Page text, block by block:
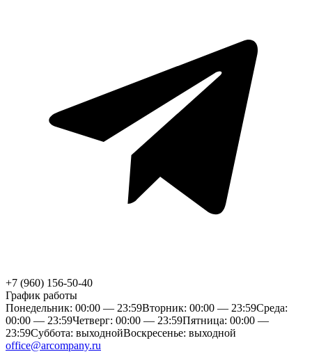
+7 (960) 156-50-40
График работы
Понедельник: 00:00 — 23:59Вторник: 00:00 — 23:59Среда:
00:00 — 23:59Четверг: 00:00 — 23:59Пятница: 00:00 —
23:59Суббота: выходнойВоскресенье: выходной
office@arcompany.ru